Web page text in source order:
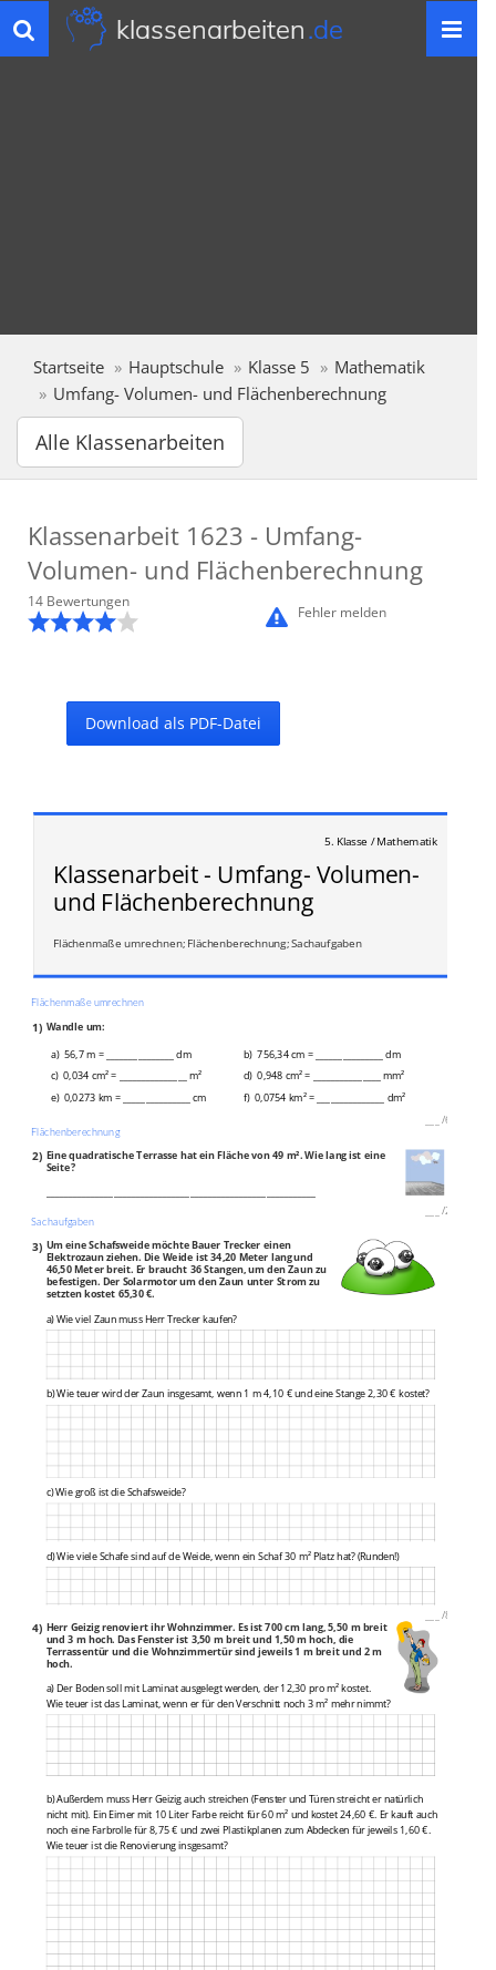
Toggle
navigation
klassenarbeiten.de
Startseite Hauptschule Klasse 5
Mathematik
Umfang- Volumen- und Flächenberechnung
Alle Klassenarbeiten
Klassenarbeit 1623 - Umfang-
Volumen- und Flächenberechnung
Fehler melden
14 Bewertungen
Download als PDF-Datei
5. Klasse / Mathematik
Klassenarbeit - Umfang- Volumen-
und Flächenberechnung
Flächenmaße umrechnen; Flächenberechnung; Sachaufgaben
Flächenmaße umrechnen
1) Wandle um:
a) 56,7 m = _______________ dm
b) 756,34 cm = _______________ dm
c) 0,034 cm² = _______________ m²
d) 0,948 cm² = _______________ mm²
e) 0,0273 km = _______________ cm f) 0,0754 km² = _______________ dm²
/6P
Flächenberechnung
2) Eine quadratische Terrasse hat ein Fläche von 49 m². Wie lang ist eine
Seite?
/2P
Sachaufgaben
3) Um eine Schafsweide möchte Bauer Trecker einen
Elektrozaun ziehen. Die Weide ist 34,20 Meter lang und
46,50 Meter breit. Er braucht 36 Stangen, um den Zaun zu
befestigen. Der Solarmotor um den Zaun unter Strom zu
setzten kostet 65,30 €.
a) Wie viel Zaun muss Herr Trecker kaufen?
b) Wie teuer wird der Zaun insgesamt, wenn 1 m 4,10 € und eine Stange 2,30 € kostet?
c) Wie groß ist die Schafsweide?
d) Wie viele Schafe sind auf de Weide, wenn ein Schaf 30 m² Platz hat? (Runden!)
/8P
4) Herr Geizig renoviert ihr Wohnzimmer. Es ist 700 cm lang, 5,50 m breit
und 3 m hoch. Das Fenster ist 3,50 m breit und 1,50 m hoch, die
Terrassentür und die Wohnzimmertür sind jeweils 1 m breit und 2 m
hoch.
a) Der Boden soll mit Laminat ausgelegt werden, der 12,30 pro m² kostet.
Wie teuer ist das Laminat, wenn er für den Verschnitt noch 3 m² mehr nimmt?
b) Außerdem muss Herr Geizig auch streichen (Fenster und Türen streicht er natürlich
nicht mit). Ein Eimer mit 10 Liter Farbe reicht für 60 m² und kostet 24,60 €. Er kauft auch
noch eine Farbrolle für 8,75 € und zwei Plastikplanen zum Abdecken für jeweils 1,60 €.
Wie teuer ist die Renovierung insgesamt?